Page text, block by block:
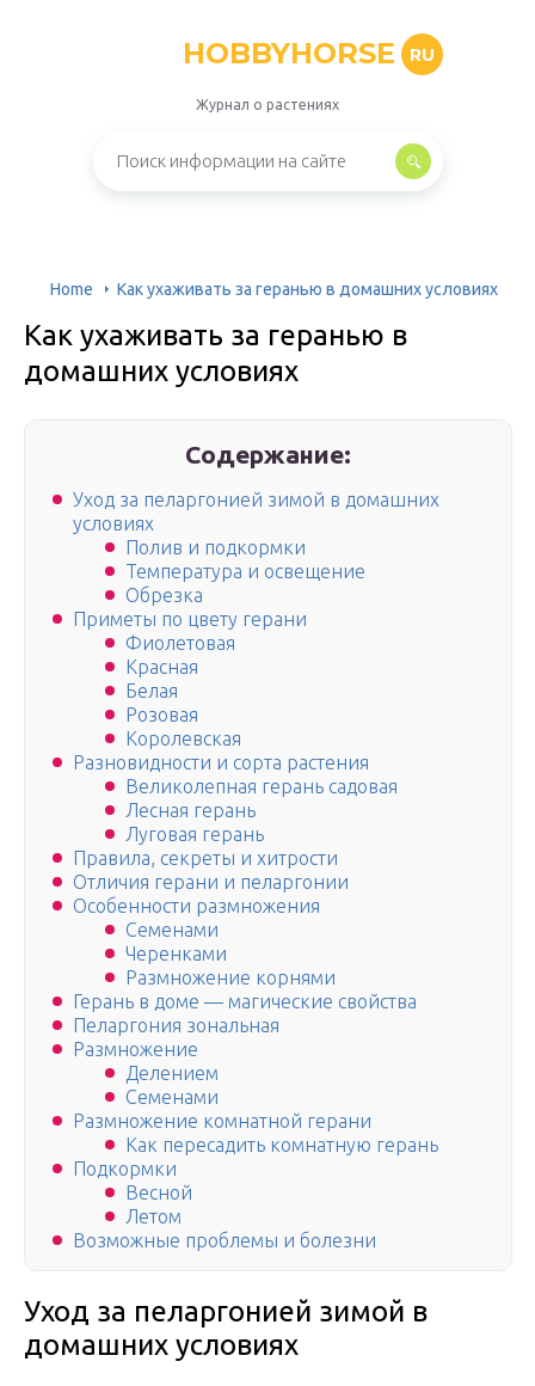
HOBBYHORSE RU
Журнал о растениях
Home Как ухаживать за геранью в домашних условиях
Как ухаживать за геранью в
домашних условиях
Содержание:
Уход за пеларгонией зимой в домашних
условиях
Полив и подкормки
Температура и освещение
Обрезка
Приметы по цвету герани
Фиолетовая
Красная
Белая
Розовая
Королевская
Разновидности и сорта растения
Великолепная герань садовая
Лесная герань
Луговая герань
Правила, секреты и хитрости
Отличия герани и пеларгонии
Особенности размножения
Семенами
Черенками
Размножение корнями
Герань в доме — магические свойства
Пеларгония зональная
Размножение
Делением
Семенами
Размножение комнатной герани
Как пересадить комнатную герань
Подкормки
Весной
Летом
Возможные проблемы и болезни
Уход за пеларгонией зимой в
домашних условиях